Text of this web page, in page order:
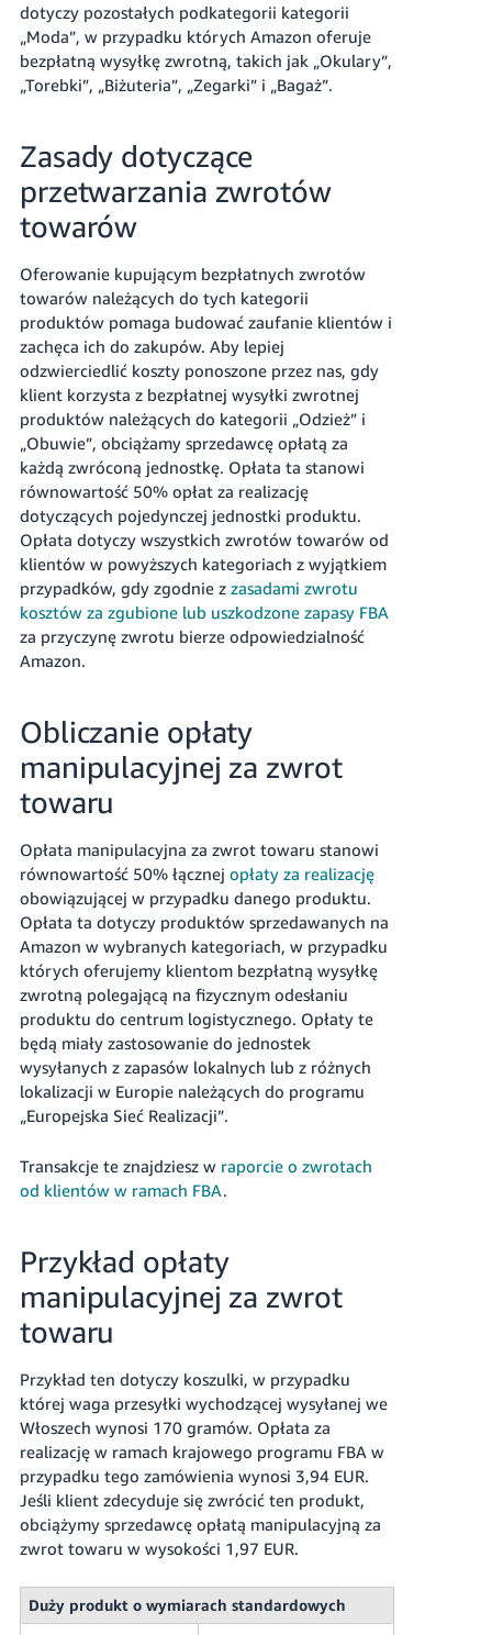
dotyczy pozostałych podkategorii kategorii
„Moda”, w przypadku których Amazon oferuje
bezpłatną wysyłkę zwrotną, takich jak „Okulary”,
„Torebki”, „Biżuteria”, „Zegarki” i „Bagaż”.
Zasady dotyczące
przetwarzania zwrotów
towarów
Oferowanie kupującym bezpłatnych zwrotów
towarów należących do tych kategorii
produktów pomaga budować zaufanie klientów i
zachęca ich do zakupów. Aby lepiej
odzwierciedlić koszty ponoszone przez nas, gdy
klient korzysta z bezpłatnej wysyłki zwrotnej
produktów należących do kategorii „Odzież” i
„Obuwie”, obciążamy sprzedawcę opłatą za
każdą zwróconą jednostkę. Opłata ta stanowi
równowartość 50% opłat za realizację
dotyczących pojedynczej jednostki produktu.
Opłata dotyczy wszystkich zwrotów towarów od
klientów w powyższych kategoriach z wyjątkiem
przypadków, gdy zgodnie z zasadami zwrotu
kosztów za zgubione lub uszkodzone zapasy FBA
za przyczynę zwrotu bierze odpowiedzialność
Amazon.
Obliczanie opłaty
manipulacyjnej za zwrot
towaru
Opłata manipulacyjna za zwrot towaru stanowi
równowartość 50% łącznej opłaty za realizację
obowiązującej w przypadku danego produktu.
Opłata ta dotyczy produktów sprzedawanych na
Amazon w wybranych kategoriach, w przypadku
których oferujemy klientom bezpłatną wysyłkę
zwrotną polegającą na fizycznym odesłaniu
produktu do centrum logistycznego. Opłaty te
będą miały zastosowanie do jednostek
wysyłanych z zapasów lokalnych lub z różnych
lokalizacji w Europie należących do programu
„Europejska Sieć Realizacji”.
Transakcje te znajdziesz w raporcie o zwrotach
od klientów w ramach FBA.
Przykład opłaty
manipulacyjnej za zwrot
towaru
Przykład ten dotyczy koszulki, w przypadku
której waga przesyłki wychodzącej wysyłanej we
Włoszech wynosi 170 gramów. Opłata za
realizację w ramach krajowego programu FBA w
przypadku tego zamówienia wynosi 3,94 EUR.
Jeśli klient zdecyduje się zwrócić ten produkt,
obciążymy sprzedawcę opłatą manipulacyjną za
zwrot towaru w wysokości 1,97 EUR.
Duży produkt o wymiarach standardowych